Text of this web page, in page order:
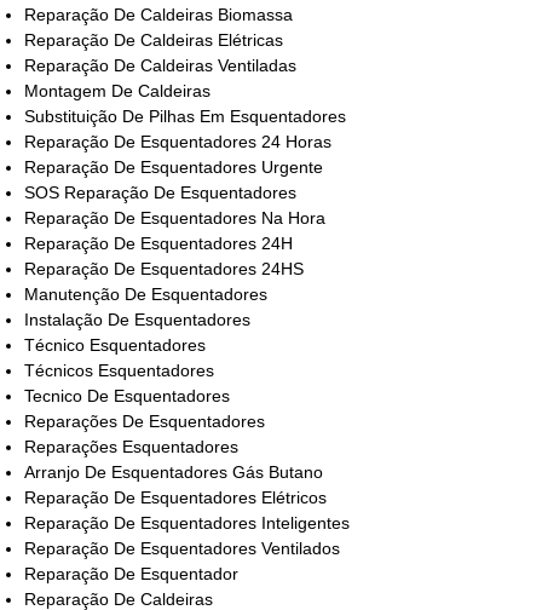
Reparação De Caldeiras Biomassa
Reparação De Caldeiras Elétricas
Reparação De Caldeiras Ventiladas
Montagem De Caldeiras
Substituição De Pilhas Em Esquentadores
Reparação De Esquentadores 24 Horas
Reparação De Esquentadores Urgente
SOS Reparação De Esquentadores
Reparação De Esquentadores Na Hora
Reparação De Esquentadores 24H
Reparação De Esquentadores 24HS
Manutenção De Esquentadores
Instalação De Esquentadores
Técnico Esquentadores
Técnicos Esquentadores
Tecnico De Esquentadores
Reparações De Esquentadores
Reparações Esquentadores
Arranjo De Esquentadores Gás Butano
Reparação De Esquentadores Elétricos
Reparação De Esquentadores Inteligentes
Reparação De Esquentadores Ventilados
Reparação De Esquentador
Reparação De Caldeiras